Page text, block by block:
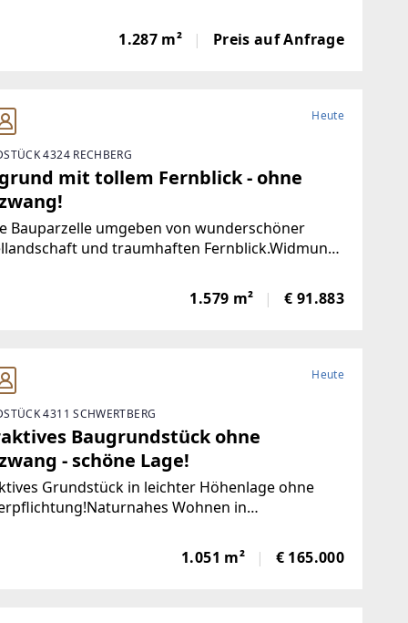
bietet eine schöne Aussichtslage, viel Platz
Wohnideen und überzeugt durch die
1.287 m² Preis auf Anfrage
Heute
4324 RECHBERG
mit tollem Fernblick - ohne
Bauparzelle umgeben von wunderschöner
und traumhaften Fernblick.Widmung
1.579 m² € 91.883
Heute
4311 SCHWERTBERG
Baugrundstück ohne
- schöne Lage!
Grundstück in leichter Höhenlage ohne
Wohnen in
1.051 m² € 165.000